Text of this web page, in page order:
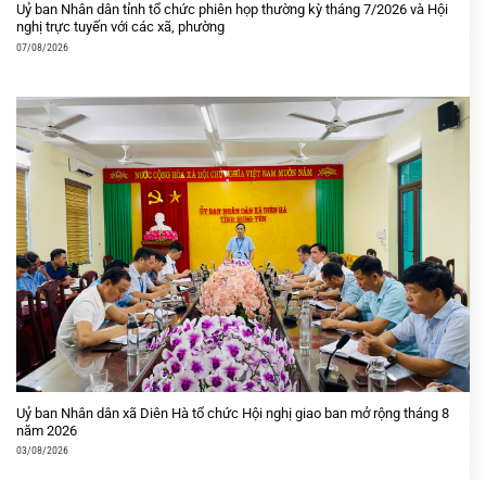
Uỷ ban Nhân dân tỉnh tổ chức phiên họp thường kỳ tháng 7/2026 và Hội
nghị trực tuyến với các xã, phường
07/08/2026
Uỷ ban Nhân dân xã Diên Hà tổ chức Hội nghị giao ban mở rộng tháng 8
năm 2026
03/08/2026